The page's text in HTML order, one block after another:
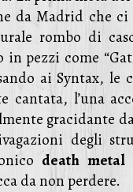
da Madrid che
rombo di
pezzi come
ai Syntax, le
cantata, l’una
gracidante
degli
death metal
da non perdere.